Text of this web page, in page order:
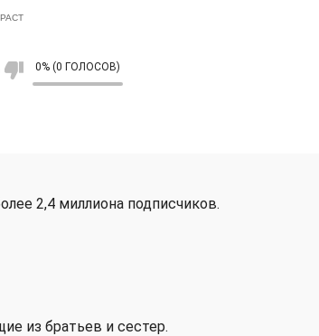
0% (0 ГОЛОСОВ)
2,4 миллиона подписчиков.
из братьев и сестер.